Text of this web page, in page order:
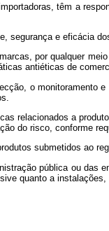
têm a
segurança e eficácia
por qualquer
antiéticas de
o monitoramento
relacionados a
do risco, conforme
submetidos ao
pública ou das
quanto a